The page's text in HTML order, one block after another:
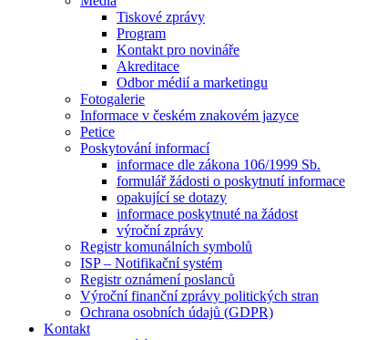
Tiskové zprávy
Program
Kontakt pro novináře
Akreditace
Odbor médií a marketingu
Fotogalerie
Informace v českém znakovém jazyce
Petice
Poskytování informací
informace dle zákona 106/1999 Sb.
formulář žádosti o poskytnutí informace
opakující se dotazy
informace poskytnuté na žádost
výroční zprávy
Registr komunálních symbolů
ISP – Notifikační systém
Registr oznámení poslanců
Výroční finanční zprávy politických stran
Ochrana osobních údajů (GDPR)
Kontakt